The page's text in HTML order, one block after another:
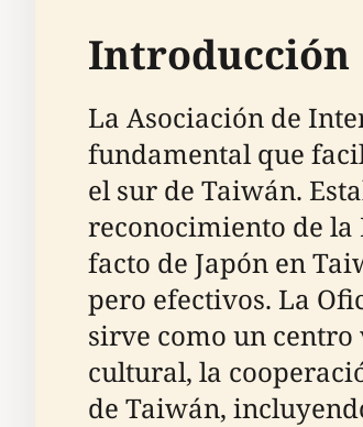
Introducción
La Asociación de
fundamental que
el sur de Taiwán.
reconocimiento de la
facto de Japón en
pero efectivos. La
sirve como un
cultural, la
de Taiwán,